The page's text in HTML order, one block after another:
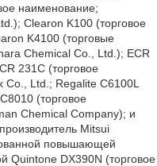
наименование;
Clearon K100 (торговое
K4100 (торговые
Chemical Co., Ltd.); ECR
231C (торговое
Co., Ltd.; Regalite C6100L
(торговое
Chemical Company); и
Mitsui
повышающей
Quintone DX390N (торговое